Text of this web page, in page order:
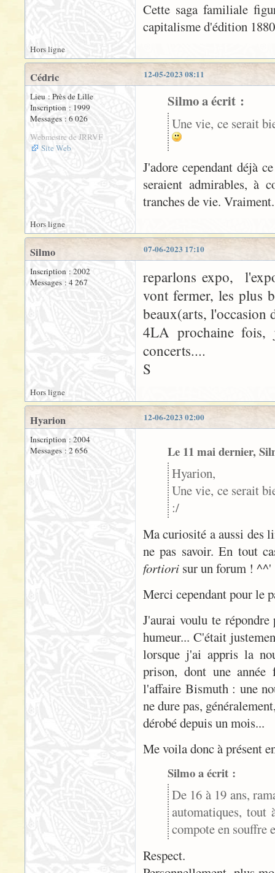
Cette saga familiale
capitalisme d'édition
Hors ligne
12-05-2023 08:11
Cédric
Lieu : Près de Lille
Inscription : 1999
Messages : 6 026
Webmestre de JRRVF
Site Web
Silmo a écrit :
Une vie, ce serait
J'adore cependant déjà
seraient admirables, à
tranches de vie.
Hors ligne
07-06-2023 17:10
Silmo
Inscription : 2002
Messages : 4 267
reparlons expo,
vont fermer, les plus
beaux(arts, l'occasion
4LA prochaine fois,
concerts....
S
Hors ligne
12-06-2023 02:00
Hyarion
Inscription : 2004
Messages : 2 656
Le 11 mai dernier,
Hyarion,
Une vie, ce serait
:/
Ma curiosité a aussi des
ne pas savoir. En tout
fortiori sur un forum ! ^^'
Merci cependant pour le
J'aurai voulu te
humeur... C'était
lorsque j'ai appris la
prison, dont une
l'affaire Bismuth : une
ne dure pas,
dérobé depuis un mois...
Me voila donc à présent
Silmo a écrit :
De 16 à 19 ans,
automatiques,
compote en souffre
Respect.